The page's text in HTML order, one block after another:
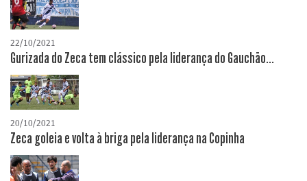
22/10/2021
Gurizada do Zeca tem clássico pela liderança do Gauchão...
20/10/2021
Zeca goleia e volta à briga pela liderança na Copinha